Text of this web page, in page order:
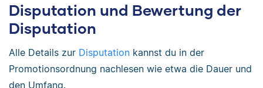
Disputation und Bewertung der
Disputation
Alle Details zur Disputation kannst du in der
Promotionsordnung nachlesen wie etwa die Dauer und
den Umfang.